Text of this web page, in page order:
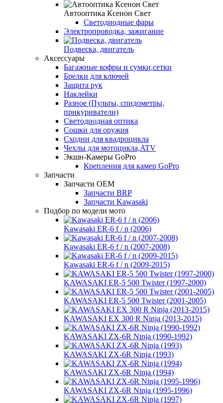
Автооптика Ксенон Свет
Светодиодные фары
Электропроводка, зажигание
Подвеска, двигатель
Аксессуары
Багажные кофры и сумки,сетки
Брелки для ключей
Защита рук
Наклейки
Разное (Пульты, спидометры,
прикуриватели)
Светодиодная оптика
Сошки для оружия
Сходни для квадроцикла
Чехлы для мотоцикла,ATV
Экшн-Камеры GoPro
Крепления для камер GoPro
Запчасти
Запчасти OEM
Запчасти BRP
Запчасти Kawasaki
Подбор по модели мото
Kawasaki ER-6 f / n (2006)
Kawasaki ER-6 f / n (2007-2008)
Kawasaki ER-6 f / n (2009-2015)
KAWASAKI ER-5 500 Twister (1997-2000)
KAWASAKI ER-5 500 Twister (2001-2005)
KAWASAKI EX 300 R Ninja (2013-2015)
KAWASAKI ZX-6R Ninja (1990-1992)
KAWASAKI ZX-6R Ninja (1993)
KAWASAKI ZX-6R Ninja (1994)
KAWASAKI ZX-6R Ninja (1995-1996)